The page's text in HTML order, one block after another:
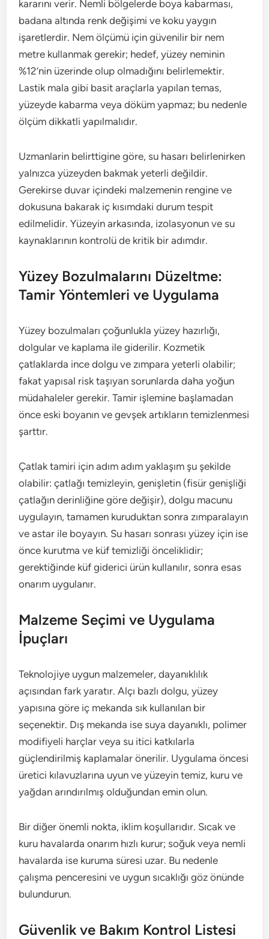
kararını verir. Nemli bölgelerde boya kabarması,
badana altında renk değişimi ve koku yaygın
işaretlerdir. Nem ölçümü için güvenilir bir nem
metre kullanmak gerekir; hedef, yüzey neminin
%12’nin üzerinde olup olmadığını belirlemektir.
Lastik mala gibi basit araçlarla yapılan temas,
yüzeyde kabarma veya döküm yapmaz; bu nedenle
ölçüm dikkatli yapılmalıdır.
Uzmanlarin belirttigine göre, su hasarı belirlenirken
yalnızca yüzeyden bakmak yeterli değildir.
Gerekirse duvar içindeki malzemenin rengine ve
dokusuna bakarak iç kısımdaki durum tespit
edilmelidir. Yüzeyin arkasında, izolasyonun ve su
kaynaklarının kontrolü de kritik bir adımdır.
Yüzey Bozulmalarını Düzeltme:
Tamir Yöntemleri ve Uygulama
Yüzey bozulmaları çoğunlukla yüzey hazırlığı,
dolgular ve kaplama ile giderilir. Kozmetik
çatlaklarda ince dolgu ve zımpara yeterli olabilir;
fakat yapısal risk taşıyan sorunlarda daha yoğun
müdahaleler gerekir. Tamir işlemine başlamadan
önce eski boyanın ve gevşek artıkların temizlenmesi
şarttır.
Çatlak tamiri için adım adım yaklaşım şu şekilde
olabilir: çatlağı temizleyin, genişletin (fisür genişliği
çatlağın derinliğine göre değişir), dolgu macunu
uygulayın, tamamen kuruduktan sonra zımparalayın
ve astar ile boyayın. Su hasarı sonrası yüzey için ise
önce kurutma ve küf temizliği önceliklidir;
gerektiğinde küf giderici ürün kullanılır, sonra esas
onarım uygulanır.
Malzeme Seçimi ve Uygulama
İpuçları
Teknolojiye uygun malzemeler, dayanıklılık
açısından fark yaratır. Alçı bazlı dolgu, yüzey
yapısına göre iç mekanda sık kullanılan bir
seçenektir. Dış mekanda ise suya dayanıklı, polimer
modifiyeli harçlar veya su itici katkılarla
güçlendirilmiş kaplamalar önerilir. Uygulama öncesi
üretici kılavuzlarına uyun ve yüzeyin temiz, kuru ve
yağdan arındırılmış olduğundan emin olun.
Bir diğer önemli nokta, iklim koşullarıdır. Sıcak ve
kuru havalarda onarım hızlı kurur; soğuk veya nemli
havalarda ise kuruma süresi uzar. Bu nedenle
çalışma penceresini ve uygun sıcaklığı göz önünde
bulundurun.
Güvenlik ve Bakım Kontrol Listesi